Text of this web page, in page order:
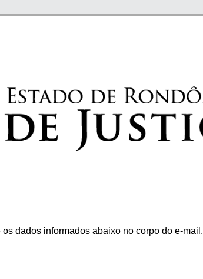
os dados informados abaixo no corpo do e-mail.